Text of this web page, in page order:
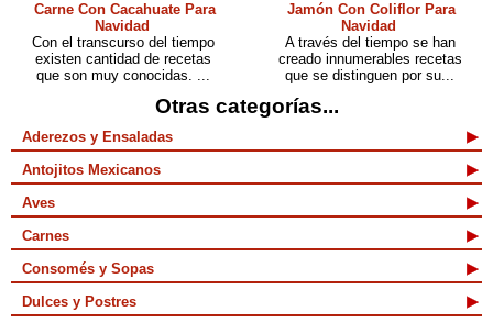
Carne Con Cacahuate Para
Navidad
Con el transcurso del tiempo
existen cantidad de recetas
que son muy conocidas. ...
Jamón Con Coliflor Para
Navidad
A través del tiempo se han
creado innumerables recetas
que se distinguen por su...
Otras categorías...
Aderezos y Ensaladas
Antojitos Mexicanos
Aves
Carnes
Consomés y Sopas
Dulces y Postres